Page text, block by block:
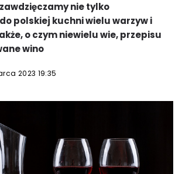
nie tylko
polskiej kuchni wielu warzyw i
o czym niewielu wie, przepisu
wino
2023 19:35